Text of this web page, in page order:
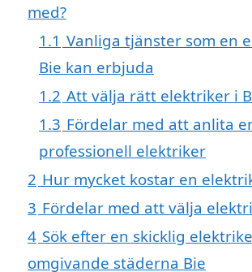
med?
1.1 Vanliga tjänster som en
Bie kan erbjuda
1.2 Att välja rätt elektriker i
1.3 Fördelar med att anlita
professionell elektriker
2 Hur mycket kostar en
3 Fördelar med att välja
4 Sök efter en skicklig
omgivande städerna Bie